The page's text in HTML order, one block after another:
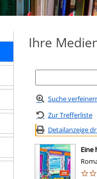
Ihre
Suche
Zur Trefferliste
Detailanzeige
Eine